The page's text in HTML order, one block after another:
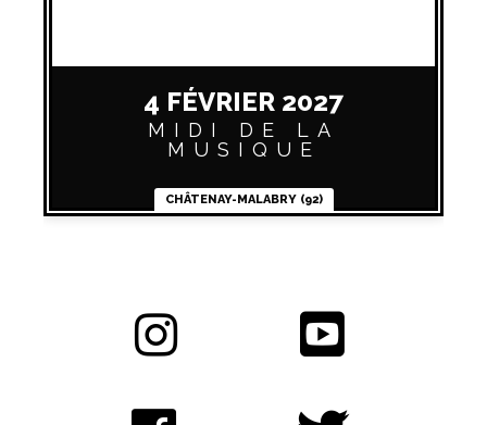
4 FÉVRIER 2027
MIDI DE LA
MUSIQUE
CHÂTENAY-MALABRY (92)